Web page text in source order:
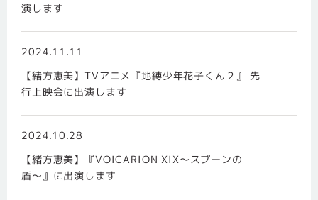
演します
2024.11.11
【緒方恵美】TVアニメ『地縛少年花子くん２』 先
行上映会に出演します
2024.10.28
【緒方恵美】『VOICARION XIX〜スプーンの
盾〜』に出演します